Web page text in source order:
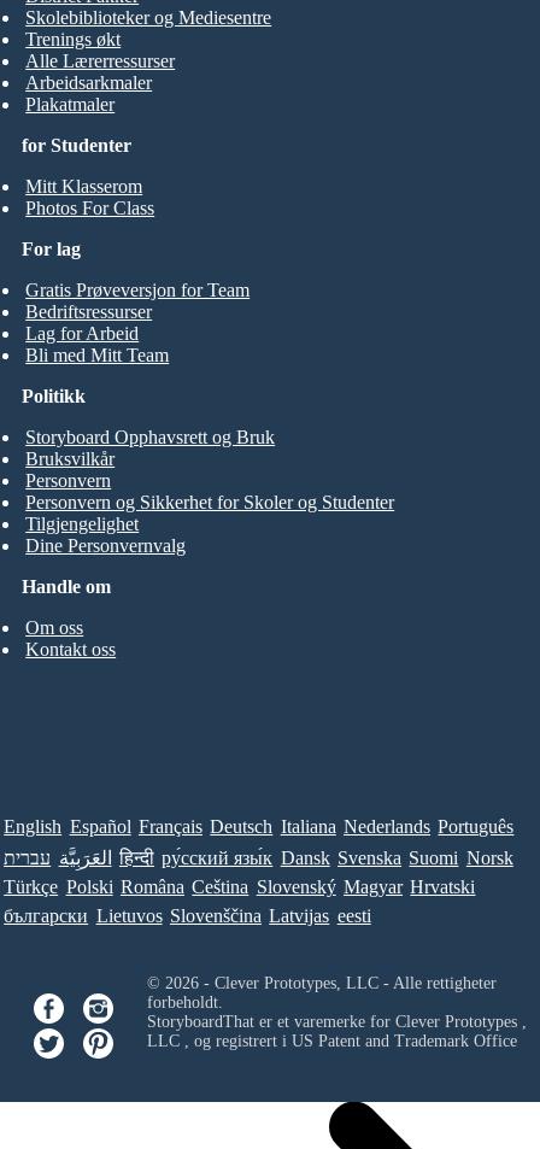
for Studenter
Mitt Klasserom
Photos For Class
Skolebiblioteker og Mediesentre
Trenings økt
Alle Lærerressurser
Arbeidsarkmaler
Plakatmaler
For lag
Gratis Prøveversjon for Team
Bedriftsressurser
Lag for Arbeid
Bli med Mitt Team
Handle om
Om oss
Kontakt oss
Politikk
Storyboard Opphavsrett og Bruk
Bruksvilkår
Personvern
Personvern og Sikkerhet for Skoler og Studenter
Tilgjengelighet
Dine Personvernvalg
English Español Français Deutsch Italiana Nederlands Português
עברית العَرَبِيَّة हिन्दी ру́сский язы́к Dansk Svenska Suomi Norsk
Türkçe Polski Româna Ceština Slovenský Magyar Hrvatski
български Lietuvos Slovenščina Latvijas eesti
© 2026 - Clever Prototypes, LLC - Alle rettigheter
forbeholdt.
StoryboardThat er et varemerke for Clever Prototypes ,
LLC, og registrert i US Patent and Trademark Office